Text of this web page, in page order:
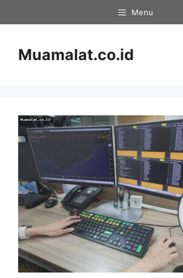
to
Menu
Muamalat.co.id